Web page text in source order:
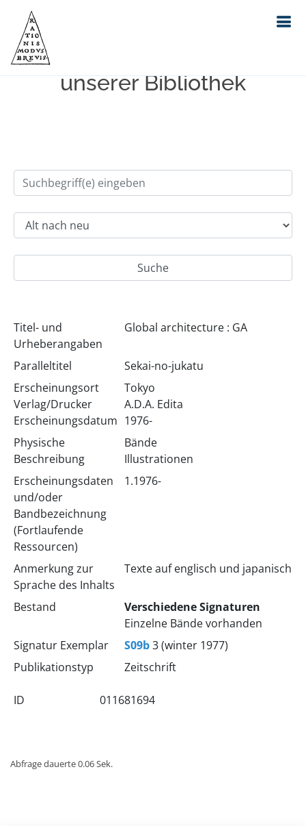
Einfache Suche im Bestand
unserer Bibliothek
Titel- und
Urheberangaben
Global architecture : GA
Paralleltitel
Sekai-no-jukatu
Erscheinungsort
Verlag/Drucker
Erscheinungsdatum
Tokyo
A.D.A. Edita
1976-
Physische
Beschreibung
Bände
Illustrationen
Erscheinungsdaten
und/oder
Bandbezeichnung
(Fortlaufende
Ressourcen)
1.1976-
Anmerkung zur
Sprache des Inhalts
Texte auf englisch und japanisch
Bestand
Verschiedene Signaturen
Einzelne Bände vorhanden
Signatur Exemplar
S09b3 (winter 1977)
Publikationstyp
Zeitschrift
ID 011681694
Abfrage dauerte 0.06 Sek.